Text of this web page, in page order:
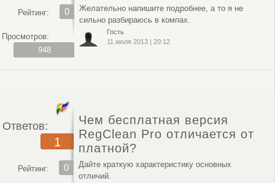
Рейтинг: 0
Просмотров:
948
Желательно напишите подробнее, а то я не
сильно разбираюсь в компах.
Гость
11 июля 2013| 20:12
Ответов:
1
Рейтинг: 0
Чем бесплатная версия
RegClean Pro отличается от
платной?
Дайте краткую характеристику основных
отличий.